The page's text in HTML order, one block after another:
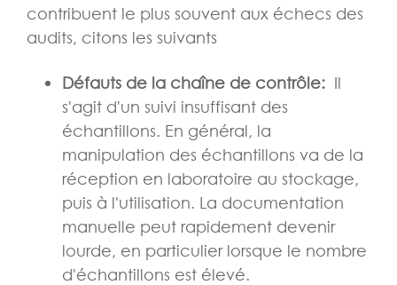
contribuent le plus souvent aux échecs des
audits, citons les suivants
Défauts de la chaîne de contrôle: Il
s'agit d'un suivi insuffisant des
échantillons. En général, la
manipulation des échantillons va de la
réception en laboratoire au stockage,
puis à l'utilisation. La documentation
manuelle peut rapidement devenir
lourde, en particulier lorsque le nombre
d'échantillons est élevé.